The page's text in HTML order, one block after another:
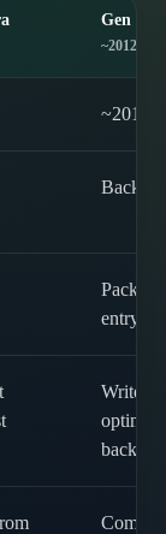
Gen 2:
~2012-
~2012-
entry,
Write
backtest